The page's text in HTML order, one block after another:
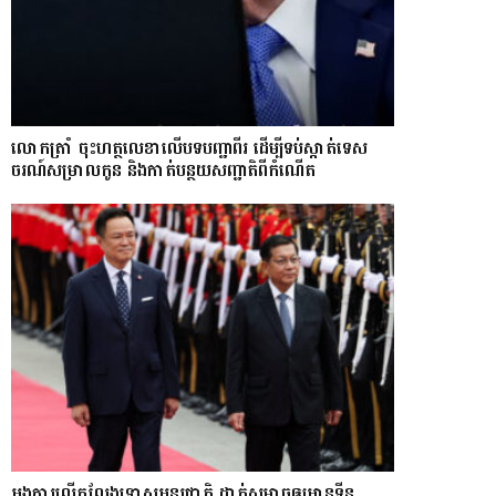
លោក​ត្រាំ ចុះហត្ថលេខាលើបទបញ្ជាពីរ ដើម្បីទប់ស្កាត់ទេស​
ចរណ៍សម្រាលកូន និងកាត់បន្ថយសញ្ជាតិពីកំណើត